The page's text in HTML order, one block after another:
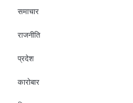
समाचार
राजनीति
प्रदेश
कारोबार